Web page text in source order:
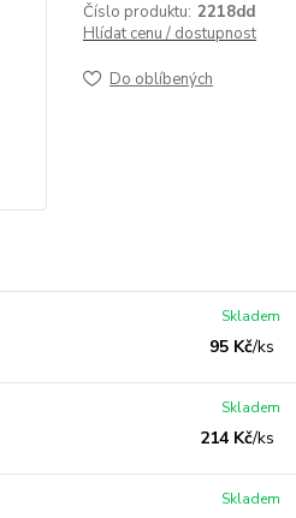
Číslo produktu: 2218dd
Hlídat cenu / dostupnost
Do oblíbených
95 Kč/ks
Skladem
214 Kč/ks
Skladem
Skladem